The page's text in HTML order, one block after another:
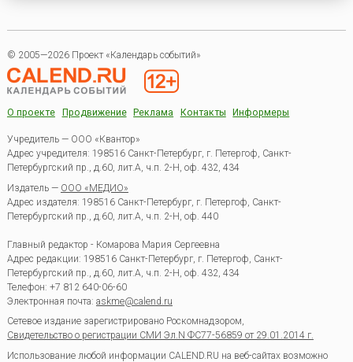
© 2005—2026 Проект «Календарь событий»
О проекте Продвижение Реклама Контакты Информеры
Учредитель — ООО «Квантор»
Адрес учредителя: 198516 Санкт-Петербург, г. Петергоф, Санкт-
Петербургский пр., д.60, лит.А, ч.п. 2-Н, оф. 432, 434
Издатель — ООО «МЕДИО»
Адрес издателя: 198516 Санкт-Петербург, г. Петергоф, Санкт-
Петербургский пр., д.60, лит.А, ч.п. 2-Н, оф. 440
Главный редактор - Комарова Мария Сергеевна
Адрес редакции: 198516 Санкт-Петербург, г. Петергоф Санкт-
Петербургский пр., д.60, лит.А, ч.п. 2-Н, оф. 432, 434
Телефон: +7 812 640-06-60
Электронная почта: askme@calend.ru
Сетевое издание зарегистрировано Роскомнадзором,
Свидетельство о регистрации СМИ Эл.N ФС77-56859 от 29.01.2014 г.
Использование любой информации CALEND.RU на веб-сайтах возможно